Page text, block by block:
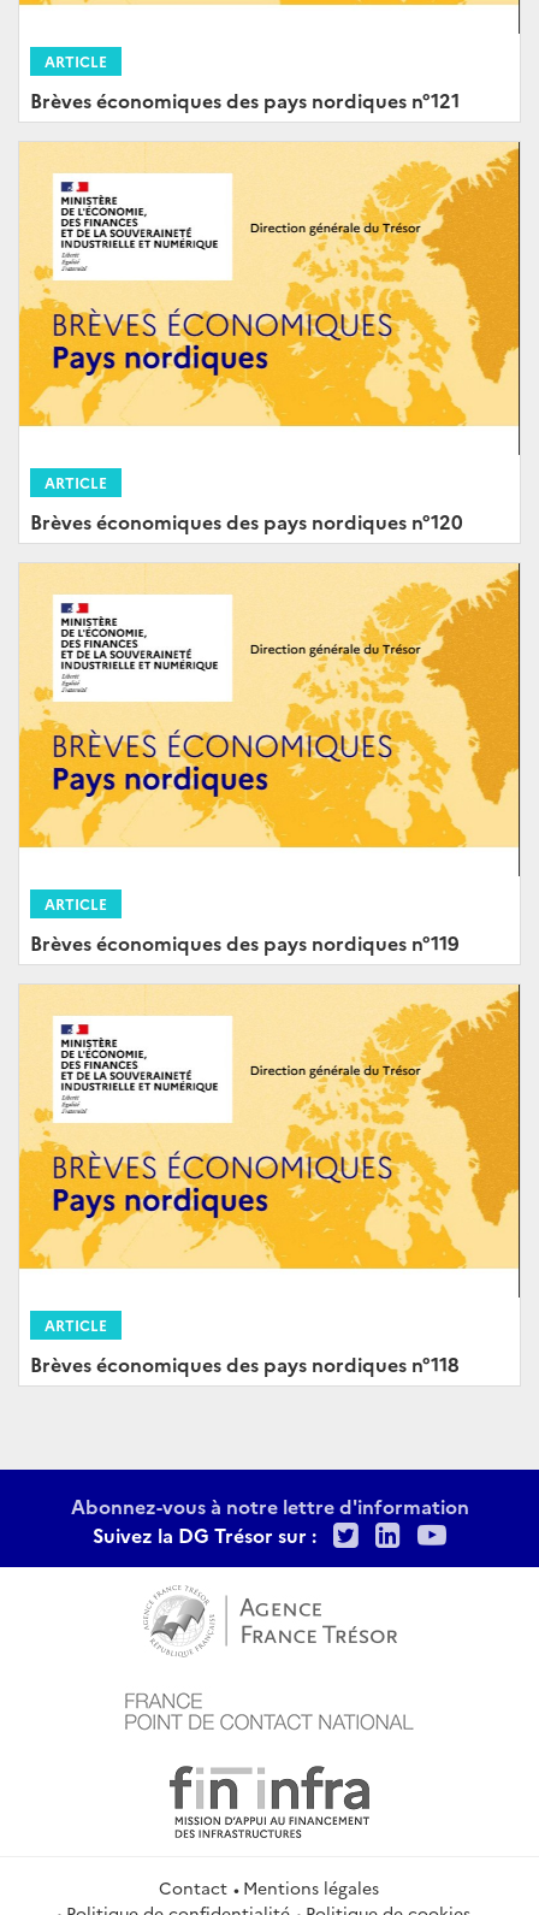
ARTICLE
Brèves économiques des pays nordiques n°121
ARTICLE
Brèves économiques des pays nordiques n°120
ARTICLE
Brèves économiques des pays nordiques n°119
ARTICLE
Brèves économiques des pays nordiques n°118
Abonnez-vous à notre lettre d'information
Suivez la DG Trésor sur :
TwitterLinkedIn
Contact
Mentions légales